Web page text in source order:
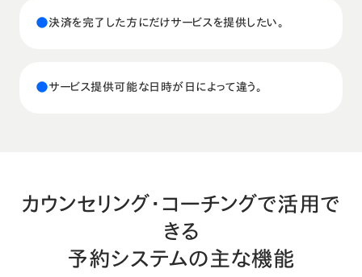
●決済を完了した方にだけサービスを提供したい。
●サービス提供可能な日時が日によって違う。
カウンセリング・コーチングで活用で
きる
予約システムの主な機能